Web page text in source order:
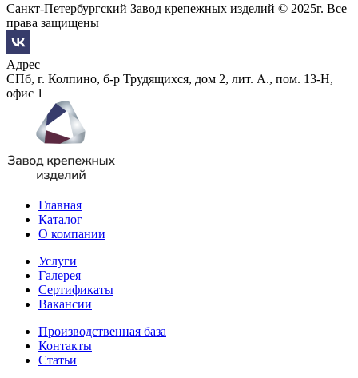
Санкт-Петербургский Завод крепежных изделий © 2025г. Все
права защищены
Адрес
СПб, г. Колпино, б-р Трудящихся, дом 2, лит. А., пом. 13-Н,
офис 1
Главная
Каталог
О компании
Услуги
Галерея
Сертификаты
Вакансии
Производственная база
Контакты
Статьи